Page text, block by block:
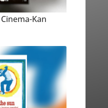
Kan